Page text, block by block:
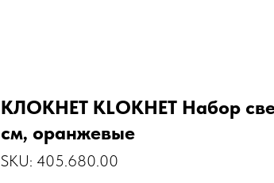
КЛОКНЕТ KLOKHET Набор
см, оранжевые
SKU: 405.680.00